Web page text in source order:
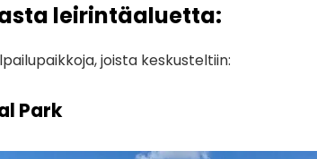
leirintäaluetta:
joista keskusteltiin:
Park